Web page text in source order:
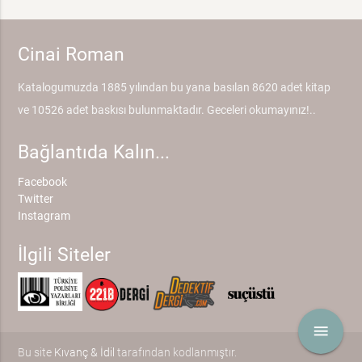
menu
Cinai Roman
Katalogumuzda 1885 yılından bu yana basılan 8620 adet kitap
ve 10526 adet baskısı bulunmaktadır. Geceleri okumayınız!..
Bağlantıda Kalın...
Facebook
Twitter
Instagram
İlgili Siteler
Bu site Kıvanç & İdil tarafından kodlanmıştır.